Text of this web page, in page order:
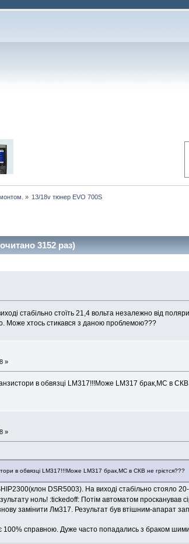
» 13/18v тюнер EVO 700S
3152 раз)
стабільно стоїть 21,4 вольта незалежно від
Може хтось стикався з даною проблемою???
»
в обвязці LM317!!!Може LM317 брак,МС в СКВ
»
в обвязці LM317!!!Може LM317 брак,МС в СКВ не грієтся???
DSR5003). На виході стабільно стояло
ноль! :tickedoff: Потім автоматом просканував
замінити Лм317. Результат був втішним-апарат
100% справною. Дуже часто попадались з браком